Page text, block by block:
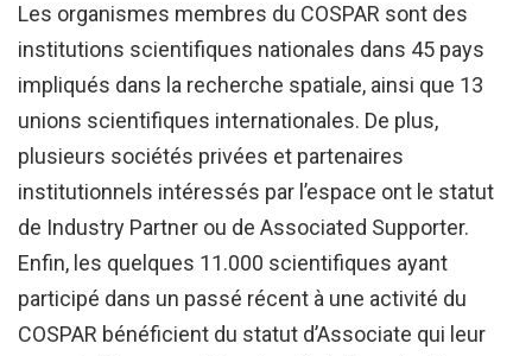
Les organismes membres du COSPAR sont des
institutions scientifiques nationales dans 45 pays
impliqués dans la recherche spatiale, ainsi que 13
unions scientifiques internationales. De plus,
plusieurs sociétés privées et partenaires
institutionnels intéressés par l’espace ont le statut
de Industry Partner ou de Associated Supporter.
Enfin, les quelques 11.000 scientifiques ayant
participé dans un passé récent à une activité du
COSPAR bénéficient du statut d’Associate qui leur